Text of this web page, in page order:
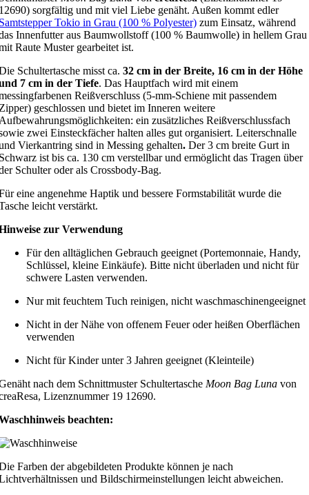
sorgfältig und mit viel Liebe genäht. Außen kommt edler
Tokio in Grau (100 % Polyester) zum Einsatz, während
Innenfutter aus Baumwollstoff (100 % Baumwolle) in hellem Grau
Raute Muster gearbeitet ist.
Schultertasche misst ca. 32 cm in der Breite, 16 cm in der Höhe
7 cm in der Tiefe. Das Hauptfach wird mit einem
Reißverschluss (5-mm-Schiene mit passendem
geschlossen und bietet im Inneren weitere
ein zusätzliches Reißverschlussfach
zwei Einsteckfächer halten alles gut organisiert. Leiterschnalle
Vierkantring sind in Messing gehalten. Der 3 cm breite Gurt in
ist bis ca. 130 cm verstellbar und ermöglicht das Tragen über
Schulter oder als Crossbody-Bag.
eine angenehme Haptik und bessere Formstabilität wurde die
leicht verstärkt.
zur Verwendung
Für den alltäglichen Gebrauch geeignet (Portemonnaie, Handy,
Schlüssel, kleine Einkäufe). Bitte nicht überladen und nicht für
schwere Lasten verwenden.
Nur mit feuchtem Tuch reinigen, nicht waschmaschinengeeignet
Nicht in der Nähe von offenem Feuer oder heißen Oberflächen
verwenden
Nicht für Kinder unter 3 Jahren geeignet (Kleinteile)
nach dem Schnittmuster Schultertasche Moon Bag Luna von
Lizenznummer 19 12690.
beachten:
Farben der abgebildeten Produkte können je nach
und Bildschirmeinstellungen leicht abweichen.